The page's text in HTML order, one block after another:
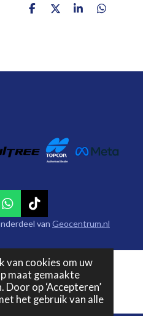
van cookies om uw
maat gemaakte
op ‘Accepteren’
het gebruik van alle
D
D
S
D
W
h
t
s
A
p
p
T
i
T
o
k
van Geocentrum.nl